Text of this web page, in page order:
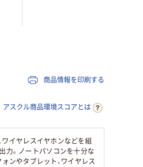
商品情報を印刷する
アスクル商品環境スコアとは
ワイヤレスイヤホンなどを組
力。ノートパソコンを十分な
ンやタブレット、ワイヤレス